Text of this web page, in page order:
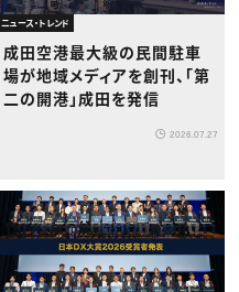
ニュース・トレンド
成田空港最大級の民間駐車
場が地域メディアを創刊、「第
二の開港」成田を発信
2026.07.27